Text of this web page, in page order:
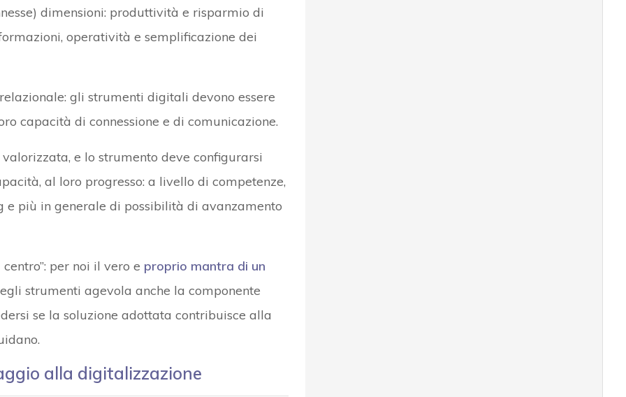
dimensioni: produttività e risparmio di
operatività e semplificazione dei
gli strumenti digitali devono essere
capacità di connessione e di comunicazione.
e lo strumento deve configurarsi
al loro progresso: a livello di competenze,
e più in generale di possibilità di avanzamento
per noi il vero e proprio mantra di un
strumenti agevola anche la componente
se la soluzione adottata contribuisce alla
alla digitalizzazione